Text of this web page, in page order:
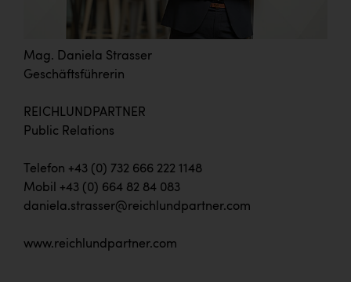
Mag. Daniela Strasser
Geschäftsführerin
REICHLUNDPARTNER
Public Relations
Telefon +43 (0) 732 666 222 1148
Mobil +43 (0) 664 82 84 083
daniela.strasser@reichlundpartner.com
www.reichlundpartner.com